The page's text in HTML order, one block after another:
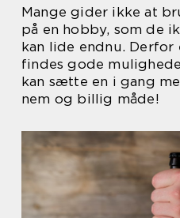
Mange gider ikke at
på en hobby, som de
kan lide endnu.
findes gode
kan sætte en i gang
nem og billig måde!